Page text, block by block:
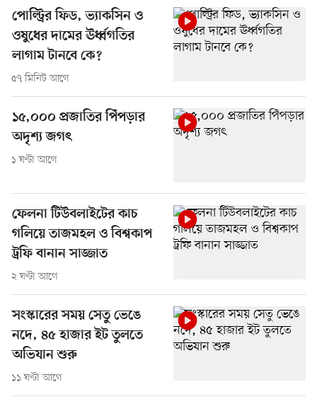
পোল্ট্রির ফিড, ভ্যাকসিন ও
ওষুধের দামের ঊর্ধ্বগতির
লাগাম টানবে কে?
৫৭ মিনিট আগে
১৫,০০০ প্রজাতির পিঁপড়ার
অদৃশ্য জগৎ
১ ঘণ্টা আগে
ফেলনা টিউবলাইটের কাচ
গলিয়ে তাজমহল ও বিশ্বকাপ
ট্রফি বানান সাজ্জাত
২ ঘণ্টা আগে
সংস্কারের সময় সেতু ভেঙে
নদে, ৪৫ হাজার ইট তুলতে
অভিযান শুরু
১১ ঘণ্টা আগে